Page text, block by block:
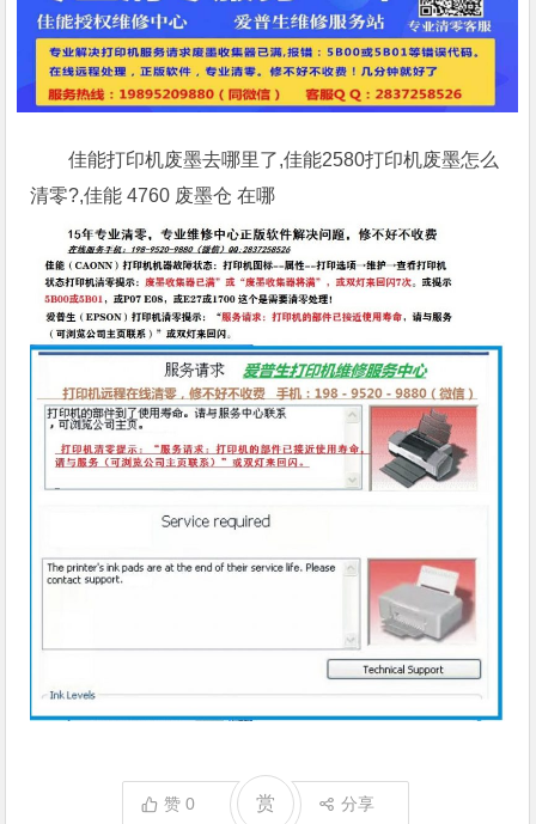
佳能打印机废墨去哪里了,佳能2580打印机废墨怎么
清零?,佳能 4760 废墨仓 在哪
赞0 赏 分享